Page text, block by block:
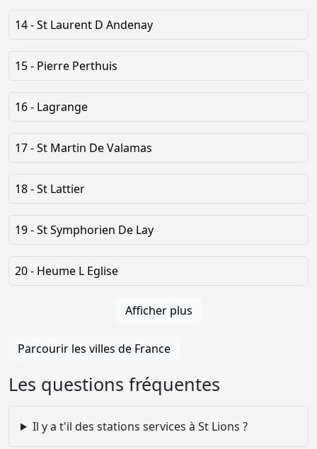
14 - St Laurent D Andenay
15 - Pierre Perthuis
16 - Lagrange
17 - St Martin De Valamas
18 - St Lattier
19 - St Symphorien De Lay
20 - Heume L Eglise
Afficher plus
Parcourir les villes de France
Les questions fréquentes
Il y a t'il des stations services à St Lions ?